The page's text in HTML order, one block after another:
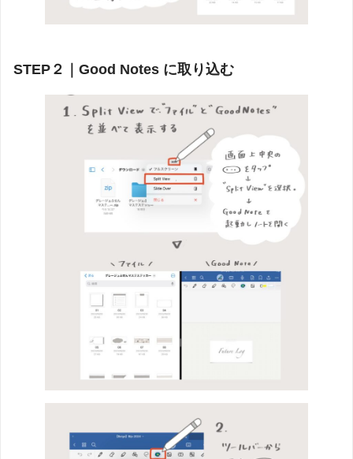
STEP２｜Good Notes に取り込む